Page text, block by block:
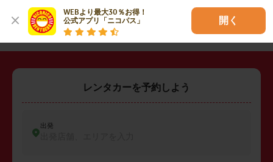
WEBより最大30％お得！
公式アプリ「ニコパス」
開く
・ 坂戸市 ・鶴ヶ島市 入間郡三芳町
レンタカーを予約しよう
出発